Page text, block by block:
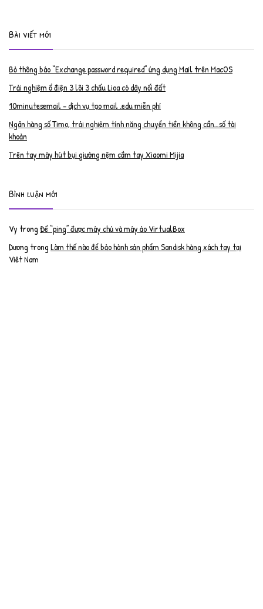
Bài viết mới
Bỏ thông báo “Exchange password required” ứng dụng Mail trên MacOS
Trải nghiệm ổ điện 3 lõi 3 chấu Lioa có dây nối đất
10minutesemail – dịch vụ tạo mail .edu miễn phí
Ngân hàng số Timo, trải nghiệm tính năng chuyển tiền không cần…số tài
khoản
Trên tay máy hút bụi giường nệm cầm tay Xiaomi Mijia
Bình luận mới
Vy trongĐể “ping” được máy chủ và máy ảo VirtualBox
Dương trongLàm thế nào để bảo hành sản phẩm Sandisk hàng xách tay tại
Việt Nam